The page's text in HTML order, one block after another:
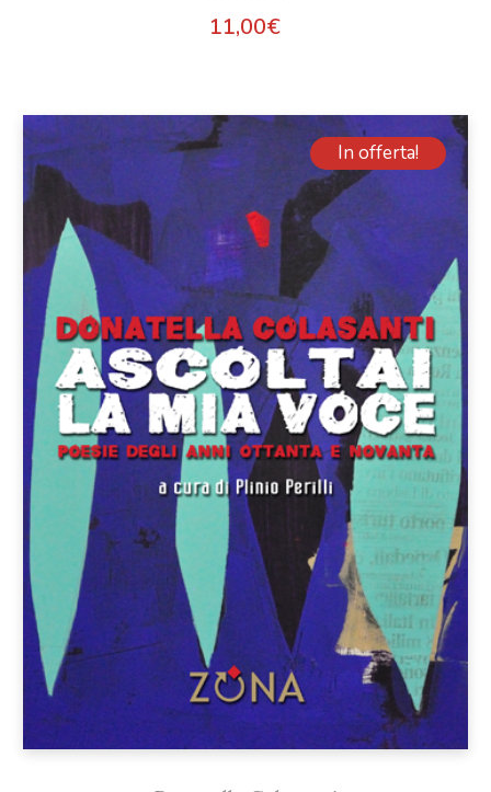
11,00€
In offerta!